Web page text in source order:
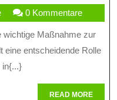
ilk-
online
0 Kommentare
eine entscheidende Rolle
in{...}
READ MOREREAD